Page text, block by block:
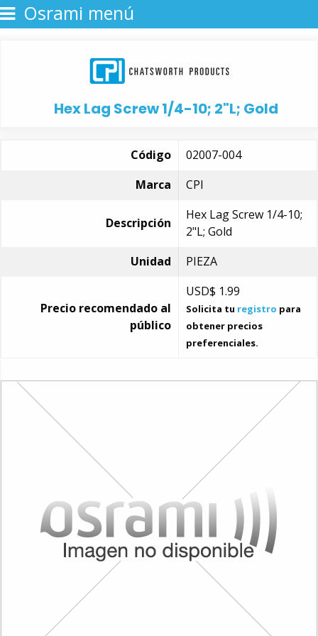
Osrami menú
Hex Lag Screw 1/4-10; 2"L; Gold
Código
02007-004
Marca
CPI
Descripción
Hex Lag Screw 1/4-10;
2"L; Gold
Unidad
PIEZA
Precio recomendado al
público
USD$ 1.99
Solicita tu registro para
obtener precios
preferenciales.